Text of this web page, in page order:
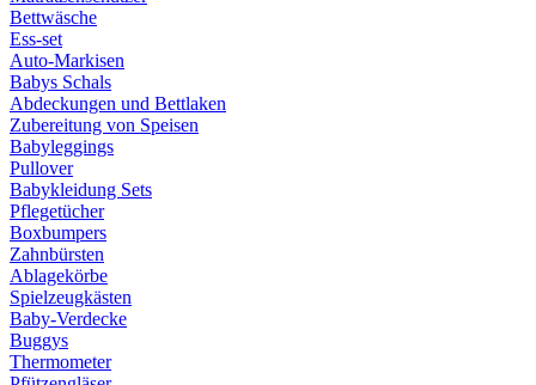
Bettwäsche
Ess-set
Auto-Markisen
Babys Schals
Abdeckungen und Bettlaken
Zubereitung von Speisen
Babyleggings
Pullover
Babykleidung Sets
Pflegetücher
Boxbumpers
Zahnbürsten
Ablagekörbe
Spielzeugkästen
Baby-Verdecke
Buggys
Thermometer